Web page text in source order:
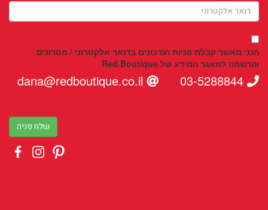
הנני מאשר קבלת פניות ועדכונים בדואר אלקטרוני / מסרונים
והרשמה למאגר המידע של Red Boutique
03-5288844
dana@redboutique.co.il